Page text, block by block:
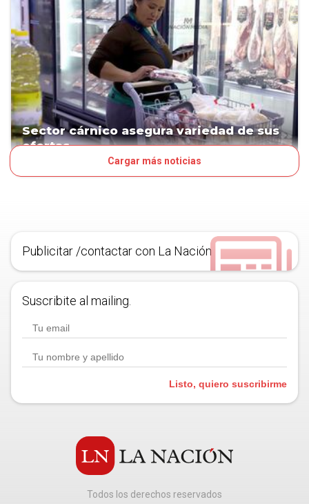
Sector cárnico asegura variedad de sus
ofertas
Cargar más noticias
Publicitar /contactar con La Nación
Suscribite al mailing.
Listo, quiero suscribirme
Todos los derechos reservados